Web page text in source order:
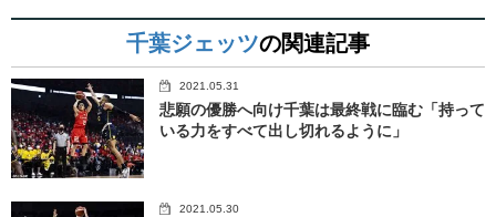
千葉ジェッツの関連記事
2021.05.31
悲願の優勝へ向け千葉は最終戦に臨む「持って
いる力をすべて出し切れるように」
2021.05.30